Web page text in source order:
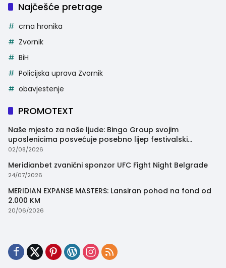
Najčešće pretrage
crna hronika
Zvornik
BiH
Policijska uprava Zvornik
obavjestenje
PROMOTEXT
Naše mjesto za naše ljude: Bingo Group svojim
uposlenicima posvećuje posebno lijep festivalski
trenutak
02/08/2026
Meridianbet zvanični sponzor UFC Fight Night Belgrade
24/07/2026
MERIDIAN EXPANSE MASTERS: Lansiran pohod na fond od
2.000 KM
20/06/2026